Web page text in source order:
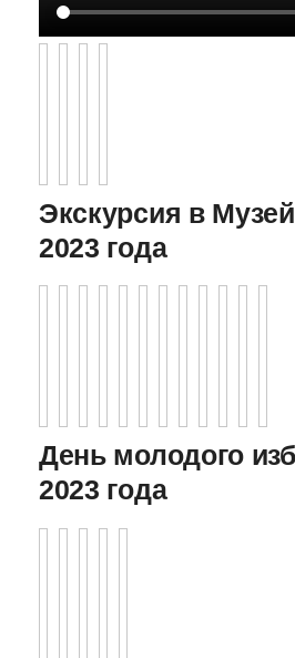
Экскурсия в
2023 года
День молодого
2023 года